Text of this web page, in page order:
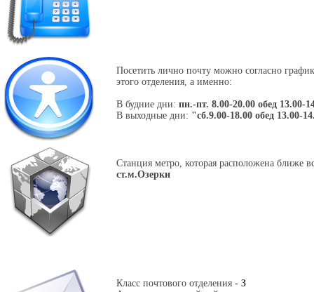
Посетить лично почту можно согласно
этого отделения, а именно:
В будние дни: пн.-пт. 8.00-20.00 обед 13.00-
В выходные дни: "сб.9.00-18.00 обед 13.00-
Станция метро, которая расположена ближе
ст.м.Озерки
Класс почтового отделения - 3